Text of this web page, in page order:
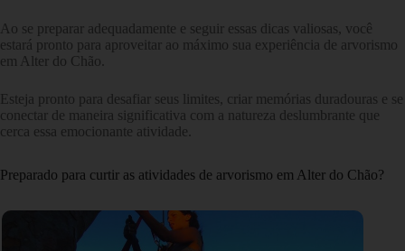
Ao se preparar adequadamente e seguir essas dicas valiosas, você
estará pronto para aproveitar ao máximo sua experiência de arvorismo
em Alter do Chão.
Esteja pronto para desafiar seus limites, criar memórias duradouras e se
conectar de maneira significativa com a natureza deslumbrante que
cerca essa emocionante atividade.
Preparado para curtir as atividades de arvorismo em Alter do Chão?